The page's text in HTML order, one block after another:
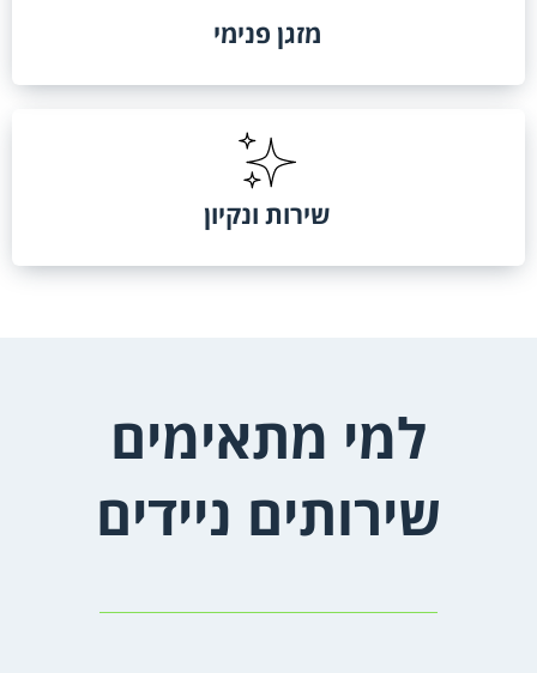
מזגן פנימי
שירות ונקיון
למי מתאימים
שירותים ניידים